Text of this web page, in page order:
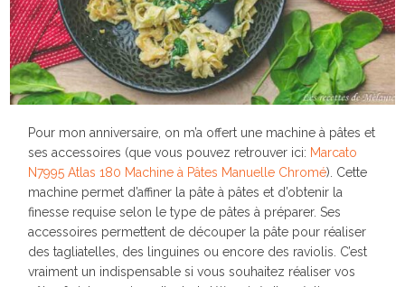
Pour mon anniversaire, on m’a offert une machine à pâtes et
ses accessoires (que vous pouvez retrouver ici: Marcato
N7995 Atlas 180 Machine à Pâtes Manuelle Chromé). Cette
machine permet d’affiner la pâte à pâtes et d’obtenir la
finesse requise selon le type de pâtes à préparer. Ses
accessoires permettent de découper la pâte pour réaliser
des tagliatelles, des linguines ou encore des raviolis. C’est
vraiment un indispensable si vous souhaitez réaliser vos